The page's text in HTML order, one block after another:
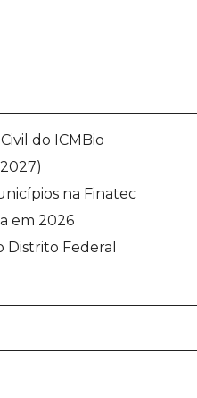
do ICMBio
na Finatec
em 2026
Distrito Federal